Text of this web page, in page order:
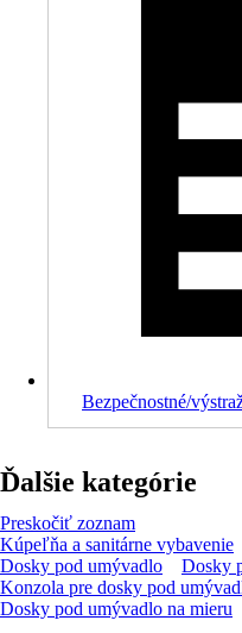
Bezpečnostné/
Ďalšie kategórie
Preskočiť zoznam
Kúpeľňa a sanitárne vybavenie
Dosky pod umývadlo
Dosky
Konzola pre dosky pod
Dosky pod umývadlo na mieru